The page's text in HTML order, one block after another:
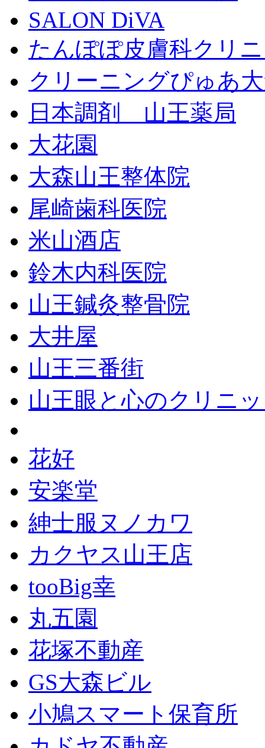
SALON DiVA
たんぽぽ皮膚科クリ
クリーニングぴゅあ
日本調剤 山王薬局
大花園
大森山王整体院
尾崎歯科医院
米山酒店
鈴木内科医院
山王鍼灸整骨院
大井屋
山王三番街
山王眼と心のクリニ
花好
安楽堂
紳士服ヌノカワ
カクヤス山王店
tooBig幸
丸五園
花塚不動産
GS大森ビル
小鳩スマート保育所